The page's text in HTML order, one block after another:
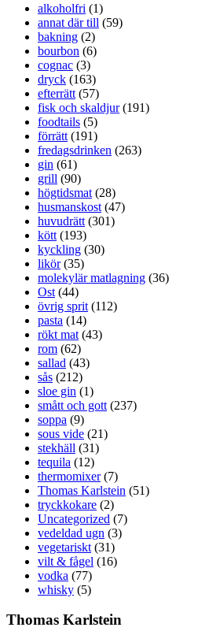
alkoholfri (1)
annat där till (59)
bakning (2)
bourbon (6)
cognac (3)
dryck (163)
efterrätt (57)
fisk och skaldjur(191)
foodtails (5)
förrätt (191)
fredagsdrinken (263)
gin (61)
grill (90)
högtidsmat (28)
husmanskost (47)
huvudrätt (301)
kött (193)
kyckling (30)
likör(35)
molekylär matlagning (36)
Ost (44)
övrig sprit (112)
pasta (14)
rökt mat (43)
rom (62)
sallad (43)
sås (212)
sloe gin (1)
smått och gott (237)
soppa (9)
sous vide (21)
stekhäll (31)
tequila (12)
thermomixer(7)
Thomas Karlstein (51)
tryckkokare (2)
Uncategorized (7)
vedeldad ugn (3)
vegetariskt (31)
vilt & fågel (16)
vodka (77)
whisky (5)
Thomas Karlstein